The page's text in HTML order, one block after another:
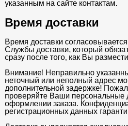
указанным на сайте контактам.
Время доставки
Время доставки
Службы доставки, который
сразу после того, как Вы
Внимание! Неправильно
неточный или неполный адрес
дополнительной задержке!
проверяйте Ваши персональные
оформлении заказа.
регистрационных данных